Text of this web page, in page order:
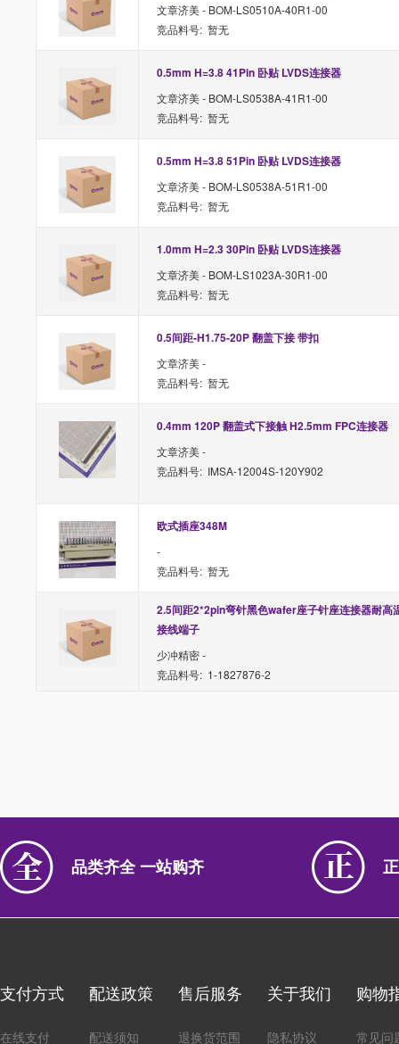
文章济美 - BOM-LS0510A-40R1-00
竞品料号: 暂无
0.5mm H=3.8 41Pin 卧贴 LVDS连接器
文章济美 - BOM-LS0538A-41R1-00
竞品料号: 暂无
0.5mm H=3.8 51Pin 卧贴 LVDS连接器
文章济美 - BOM-LS0538A-51R1-00
竞品料号: 暂无
1.0mm H=2.3 30Pin 卧贴 LVDS连接器
文章济美 - BOM-LS1023A-30R1-00
竞品料号: 暂无
0.5间距-H1.75-20P 翻盖下接 带扣
文章济美 -
竞品料号: 暂无
0.4mm 120P 翻盖式下接触 H2.5mm FPC连接器
文章济美 -
竞品料号: IMSA-12004S-120Y902
欧式插座348M
-
竞品料号: 暂无
2.5间距2*2pin弯针黑色wafer座子针座连接器耐高
接线端子
少冲精密 -
竞品料号: 1-1827876-2
品类齐全 一站购齐
支付方式
在线支付
配送政策
配送须知
售后服务
退换货范围
关于我们
隐私协议
购物
常见问